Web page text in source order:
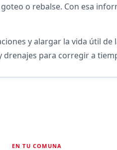
o rebalse. Con esa
y alargar la vida útil de
drenajes para corregir a
EN TU COMUNA